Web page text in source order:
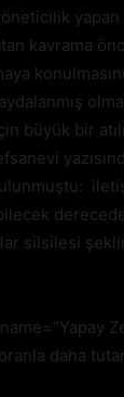
yapan
kavrama
büyük bir
silsilesi
daha